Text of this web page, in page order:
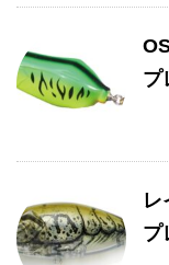
プ
レ
プ